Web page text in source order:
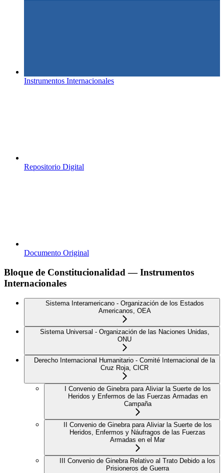
Instrumentos Internacionales
Repositorio Digital
Documento Original
Bloque de Constitucionalidad — Instrumentos
Internacionales
Sistema Interamericano - Organización de los Estados
Americanos, OEA
Sistema Universal - Organización de las Naciones Unidas,
ONU
Derecho Internacional Humanitario - Comité Internacional de la
Cruz Roja, CICR
I Convenio de Ginebra para Aliviar la Suerte de los
Heridos y Enfermos de las Fuerzas Armadas en
Campaña
II Convenio de Ginebra para Aliviar la Suerte de los
Heridos, Enfermos y Náufragos de las Fuerzas
Armadas en el Mar
III Convenio de Ginebra Relativo al Trato Debido a los
Prisioneros de Guerra